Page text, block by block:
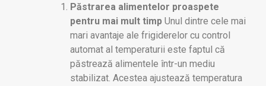
Păstrarea alimentelor proaspete
pentru mai mult timp Unul dintre cele mai
mari avantaje ale frigiderelor cu control
automat al temperaturii este faptul că
păstrează alimentele într-un mediu
stabilizat. Acestea ajustează temperatura